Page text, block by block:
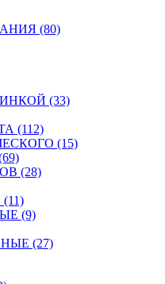
(80)
(33)
(112)
(15)
(28)
(9)
(27)